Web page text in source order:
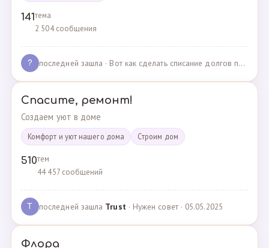
141тема
2 504 сообщения
? последней зашла · Вот как сделать списание долгов по жкх? · 02.05.2025
Спасите, ремонт!
Создаем уют в доме
Комфорт и уют нашего дома Cтроим дом
510тем
44 457 сообщений
T последней зашла Trust · Нужен совет · 05.05.2025
Флора